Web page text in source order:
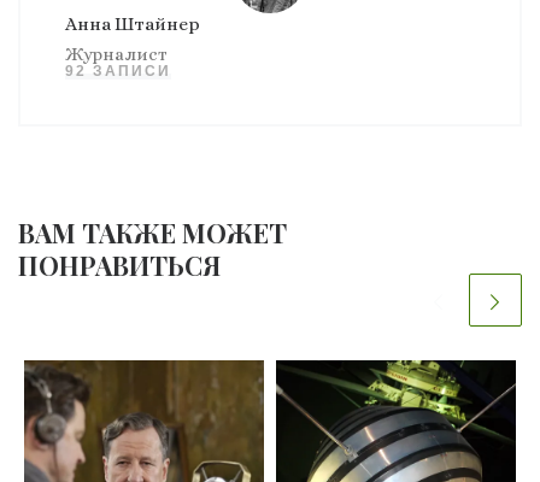
Анна Штайнер
Журналист
92 ЗАПИСИ
ВАМ ТАКЖЕ МОЖЕТ
ПОНРАВИТЬСЯ